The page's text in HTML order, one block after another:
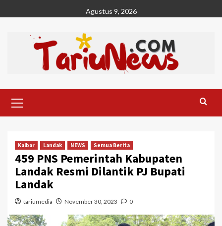
to
Agustus 9, 2026
Menu
Kalbar Landak NEWS Semua Berita
459 PNS Pemerintah Kabupaten
Landak Resmi Dilantik PJ Bupati
Landak
tariumedia November 30, 2023 0